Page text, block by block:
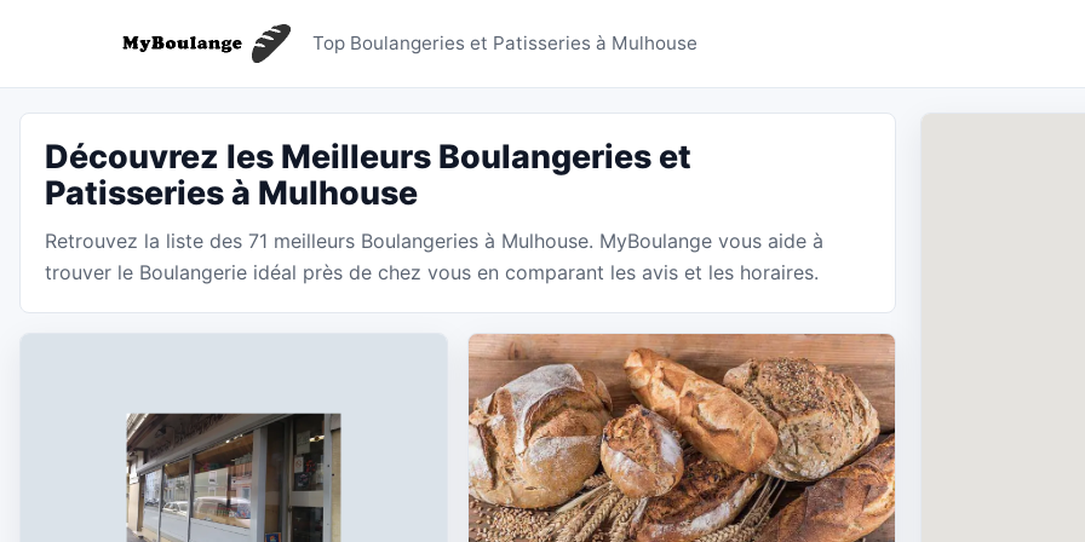
Boulangeries Mulhouse -
Top Boulangeries et Patisseries à Mulhouse
Découvrez les Meilleurs Boulangeries et
Patisseries à Mulhouse
Retrouvez la liste des 71 meilleurs Boulangeries à Mulhouse. MyBoulange vous aide à
trouver le Boulangerie idéal près de chez vous en comparant les avis et les horaires.